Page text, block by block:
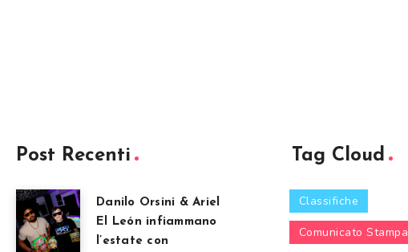
Post Recenti
Danilo Orsini & Ariel
El León infiammano
l’estate con
Tag Cloud
Classifiche
Comunicato Stampa